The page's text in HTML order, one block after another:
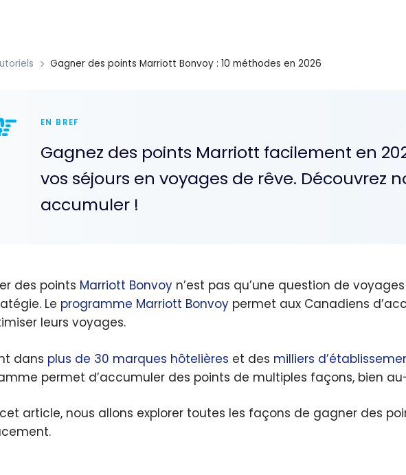
Gagner des points Marriott Bonvoy : 10 méthodes en 2026
EN BREF
Gagnez des points Marriott facilement en
vos séjours en voyages de rêve. Découvrez
accumuler !
des points Marriott Bonvoy n’est pas qu’une question de
Le programme Marriott Bonvoy permet aux Canadiens
leurs voyages.
dans plus de 30 marques hôtelières et des milliers
permet d’accumuler des points de multiples façons, bien
article, nous allons explorer toutes les façons de gagner des